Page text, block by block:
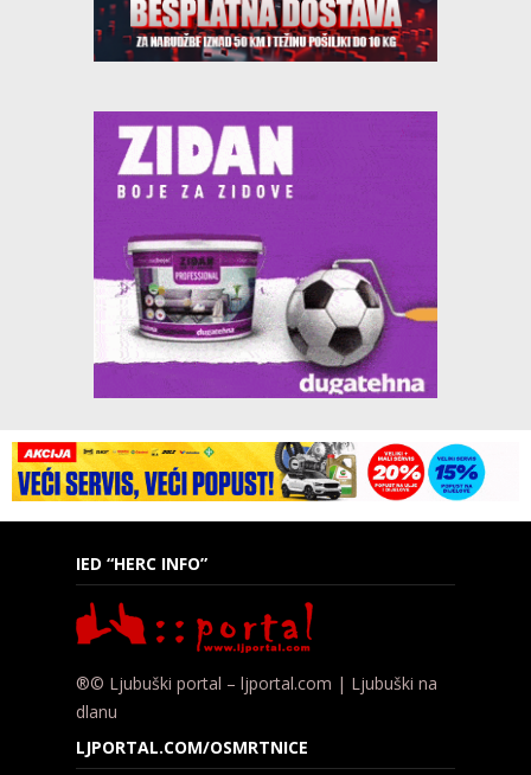
IED “HERC INFO”
®© Ljubuški portal – ljportal.com | Ljubuški na
dlanu
LJPORTAL.COM/OSMRTNICE